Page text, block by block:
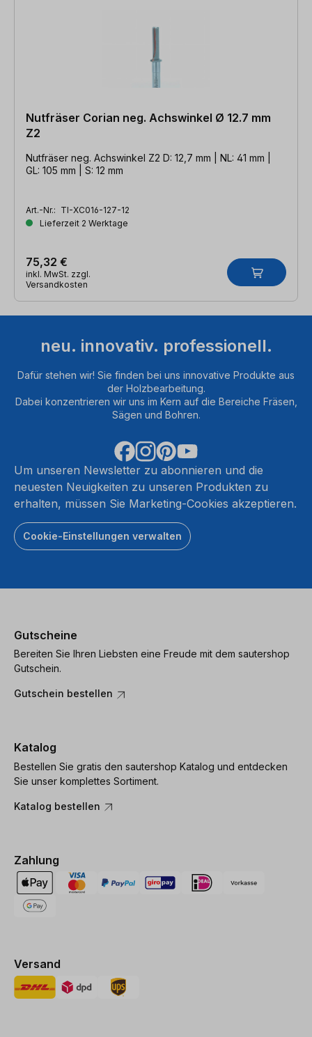
Nutfräser Corian neg. Achswinkel Ø 12.7 mm
Z2
Nutfräser neg. Achswinkel Z2 D: 12,7 mm | NL: 41 mm |
GL: 105 mm | S: 12 mm
Art.-Nr.: TI-XC016-127-12
Lieferzeit 2 Werktage
75,32 €
inkl. MwSt. zzgl.
Versandkosten
neu. innovativ. professionell.
Dafür stehen wir! Sie finden bei uns innovative Produkte aus
der Holzbearbeitung.
Dabei konzentrieren wir uns im Kern auf die Bereiche Fräsen,
Sägen und Bohren.
Um unseren Newsletter zu abonnieren und die
neuesten Neuigkeiten zu unseren Produkten zu
erhalten, müssen Sie Marketing-Cookies akzeptieren.
Cookie-Einstellungen verwalten
Gutscheine
Bereiten Sie Ihren Liebsten eine Freude mit dem sautershop
Gutschein.
Gutschein bestellen
Katalog
Bestellen Sie gratis den sautershop Katalog und entdecken
Sie unser komplettes Sortiment.
Katalog bestellen
Zahlung
Versand